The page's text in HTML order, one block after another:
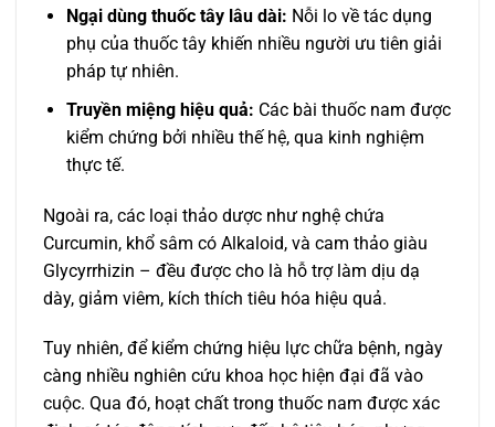
Ngại dùng thuốc tây lâu dài: Nỗi lo về tác dụng
phụ của thuốc tây khiến nhiều người ưu tiên giải
pháp tự nhiên.
Truyền miệng hiệu quả: Các bài thuốc nam được
kiểm chứng bởi nhiều thế hệ, qua kinh nghiệm
thực tế.
Ngoài ra, các loại thảo dược như nghệ chứa
Curcumin, khổ sâm có Alkaloid, và cam thảo giàu
Glycyrrhizin – đều được cho là hỗ trợ làm dịu dạ
dày, giảm viêm, kích thích tiêu hóa hiệu quả.
Tuy nhiên, để kiểm chứng hiệu lực chữa bệnh, ngày
càng nhiều nghiên cứu khoa học hiện đại đã vào
cuộc. Qua đó, hoạt chất trong thuốc nam được xác